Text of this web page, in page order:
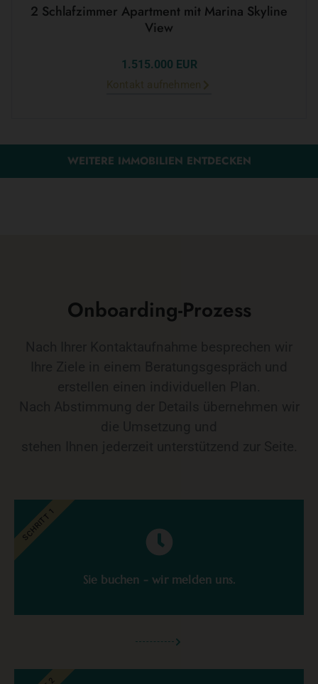
2 Schlafzimmer Apartment mit Marina Skyline
View
1.515.000 EUR
Kontakt aufnehmen
WEITERE IMMOBILIEN ENTDECKEN
Onboarding-Prozess
Sie buchen - wir melden uns.
SCHRITT 1